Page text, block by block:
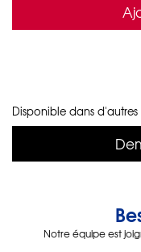
Disponible dans
Notre équipe est